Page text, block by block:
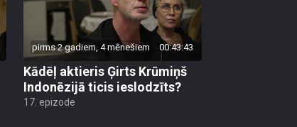
pirms 2 gadiem, 4 mēnešiem 00:43:43
Kādēļ aktieris Ģirts Krūmiņš
Indonēzijā ticis ieslodzīts?
17. epizode